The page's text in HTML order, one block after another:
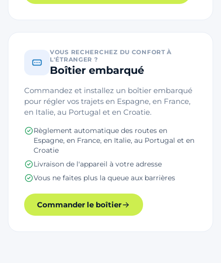
VOUS RECHERCHEZ DU CONFORT À
L'ÉTRANGER ?
Boîtier embarqué
Commandez et installez un boîtier embarqué
pour régler vos trajets en Espagne, en France,
en Italie, au Portugal et en Croatie.
Règlement automatique des routes en
Espagne, en France, en Italie, au Portugal et en
Croatie
Livraison de l'appareil à votre adresse
Vous ne faites plus la queue aux barrières
Commander le boîtier